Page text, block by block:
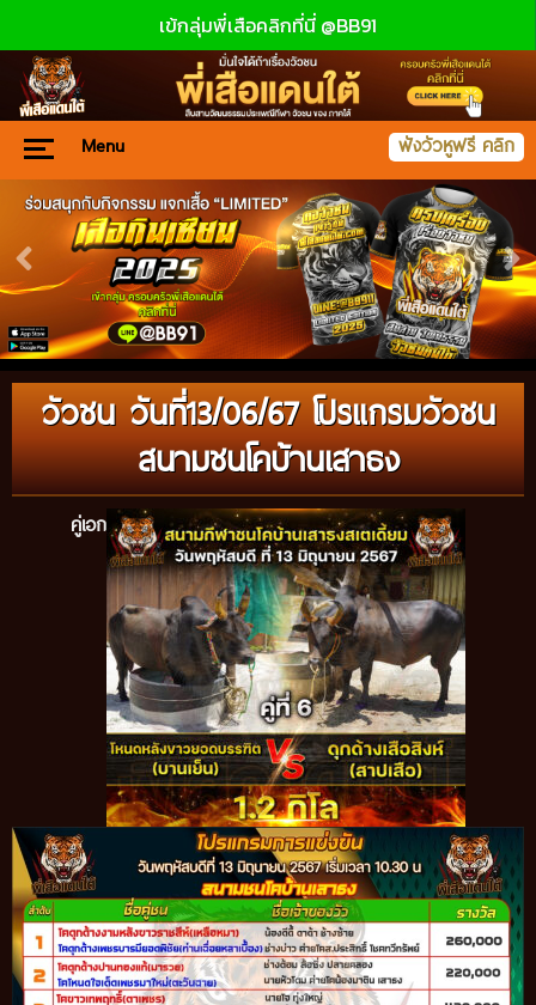
เข้กลุ่มพี่เสือคลิกที่นี่ @BB91
Menu ฟังวัวหูฟรี คลิก
วัวชน วันที่13/06/67 โปรแกรมวัวชน
สนามชนโคบ้านเสาธง
คู่เอก